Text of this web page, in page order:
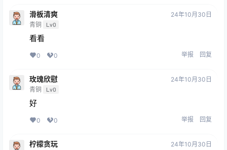
滑板清爽
青铜 Lv0
24年10月30日
看看
0 0 举报 回复
玫瑰欣慰
青铜 Lv0
24年10月30日
好
0 0 举报 回复
柠檬贪玩 24年10月30日